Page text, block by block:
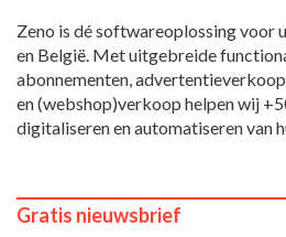
Zeno is dé softwareoplossing voor
en België. Met uitgebreide
abonnementen,
en (webshop)verkoop helpen wij
digitaliseren en automatiseren van
Gratis nieuwsbrief